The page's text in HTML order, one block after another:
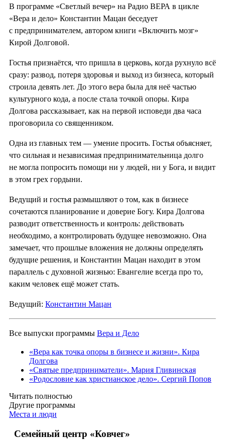
В программе «Светлый вечер» на Радио ВЕРА в цикле
«Вера и дело» Константин Мацан беседует
с предпринимателем, автором книги «Включить мозг»
Кирой Долговой.
Гостья признаётся, что пришла в церковь, когда рухнуло всё
сразу: развод, потеря здоровья и выход из бизнеса, который
строила девять лет. До этого вера была для неё частью
культурного кода, а после стала точкой опоры. Кира
Долгова рассказывает, как на первой исповеди два часа
проговорила со священником.
Одна из главных тем — умение просить. Гостья объясняет,
что сильная и независимая предпринимательница долго
не могла попросить помощи ни у людей, ни у Бога, и видит
в этом грех гордыни.
Ведущий и гостья размышляют о том, как в бизнесе
сочетаются планирование и доверие Богу. Кира Долгова
разводит ответственность и контроль: действовать
необходимо, а контролировать будущее невозможно. Она
замечает, что прошлые вложения не должны определять
будущие решения, и Константин Мацан находит в этом
параллель с духовной жизнью: Евангелие всегда про то,
каким человек ещё может стать.
Ведущий: Константин Мацан
Все выпуски программы Вера и Дело
«Вера как точка опоры в бизнесе и жизни». Кира
Долгова
«Святые предприниматели». Мария Гливинская
«Родословие как христианское дело». Сергий Попов
Читать полностью
Другие программы
Места и люди
Семейный центр «Ковчег»